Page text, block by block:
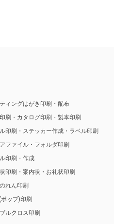
ィングはがき印刷・配布
刷・カタログ印刷・製本印刷
印刷・ステッカー作成・ラベル印刷
ファイル・フォルダ印刷
印刷・作成
印刷・案内状・お礼状印刷
れん印刷
ポップ)印刷
ルクロス印刷